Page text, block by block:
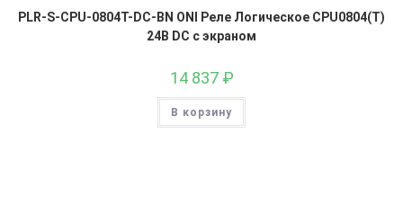
PLR-S-CPU-0804T-DC-BN ONI Реле Логическое CPU0804(T)
24В DC с экраном
14 837 ₽
В корзину